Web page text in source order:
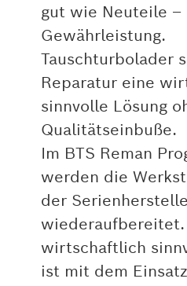
gut wie Neuteile
Gewährleistung.
Tauschturbolader
Reparatur eine
sinnvolle Lösung
Qualitätseinbuße.
Im BTS Reman
werden die
der
wiederaufbereitet.
wirtschaftlich
ist mit dem